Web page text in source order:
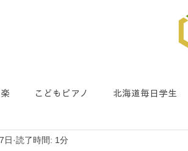
こどもピアノ 北海道毎日学生
日 読了時間: 1分